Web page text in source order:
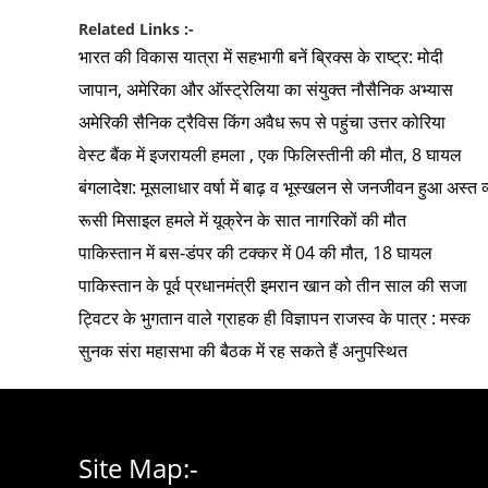
Related Links :-
भारत की विकास यात्रा में सहभागी बनें ब्रिक्स के राष्ट्र: मोदी
जापान, अमेरिका और ऑस्ट्रेलिया का संयुक्त नौसैनिक अभ्यास
अमेरिकी सैनिक ट्रैविस किंग अवैध रूप से पहुंचा उत्तर कोरिया
वेस्ट बैंक में इजरायली हमला , एक फिलिस्तीनी की मौत, 8 घायल
बंगलादेश: मूसलाधार वर्षा में बाढ़ व भूस्खलन से जनजीवन हुआ अस्त
रूसी मिसाइल हमले में यूक्रेन के सात नागरिकों की मौत
पाकिस्तान में बस-डंपर की टक्कर में 04 की मौत, 18 घायल
पाकिस्तान के पूर्व प्रधानमंत्री इमरान खान को तीन साल की सजा
ट्विटर के भुगतान वाले ग्राहक ही विज्ञापन राजस्व के पात्र : मस्क
सुनक संरा महासभा की बैठक में रह सकते हैं अनुपस्थित
Site Map:-